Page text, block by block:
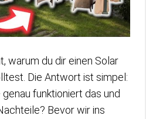
warum du dir einen Solar
Die Antwort ist simpel:
funktioniert das und
Bevor wir ins